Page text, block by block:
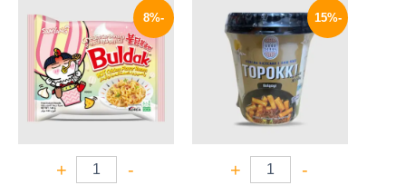
-15%
-
+
الأصلي
هو:
235 EGP.
الحالي
هو:
199 EGP.
-8%
-
+
هو:
140 EGP.
هو:
129 EGP.